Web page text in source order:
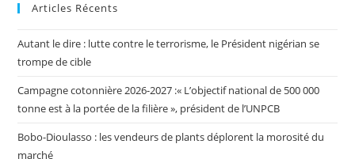
Articles Récents
Autant le dire : lutte contre le terrorisme, le Président nigérian se
trompe de cible
Campagne cotonnière 2026-2027 :« L’objectif national de 500 000
tonne est à la portée de la filière », président de l’UNPCB
Bobo-Dioulasso : les vendeurs de plants déplorent la morosité du
marché